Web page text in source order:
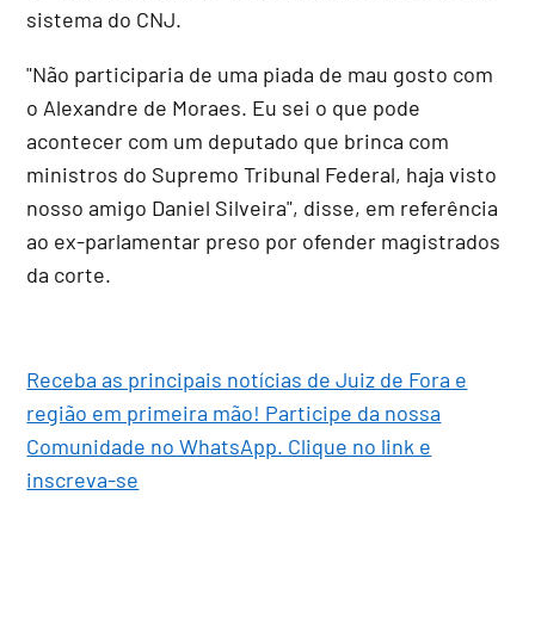
sistema do CNJ.
"Não participaria de uma piada de mau gosto com
o Alexandre de Moraes. Eu sei o que pode
acontecer com um deputado que brinca com
ministros do Supremo Tribunal Federal, haja visto
nosso amigo Daniel Silveira", disse, em referência
ao ex-parlamentar preso por ofender magistrados
da corte.
Receba as principais notícias de Juiz de Fora e
região em primeira mão! Participe da nossa
Comunidade no WhatsApp. Clique no link e
inscreva-se